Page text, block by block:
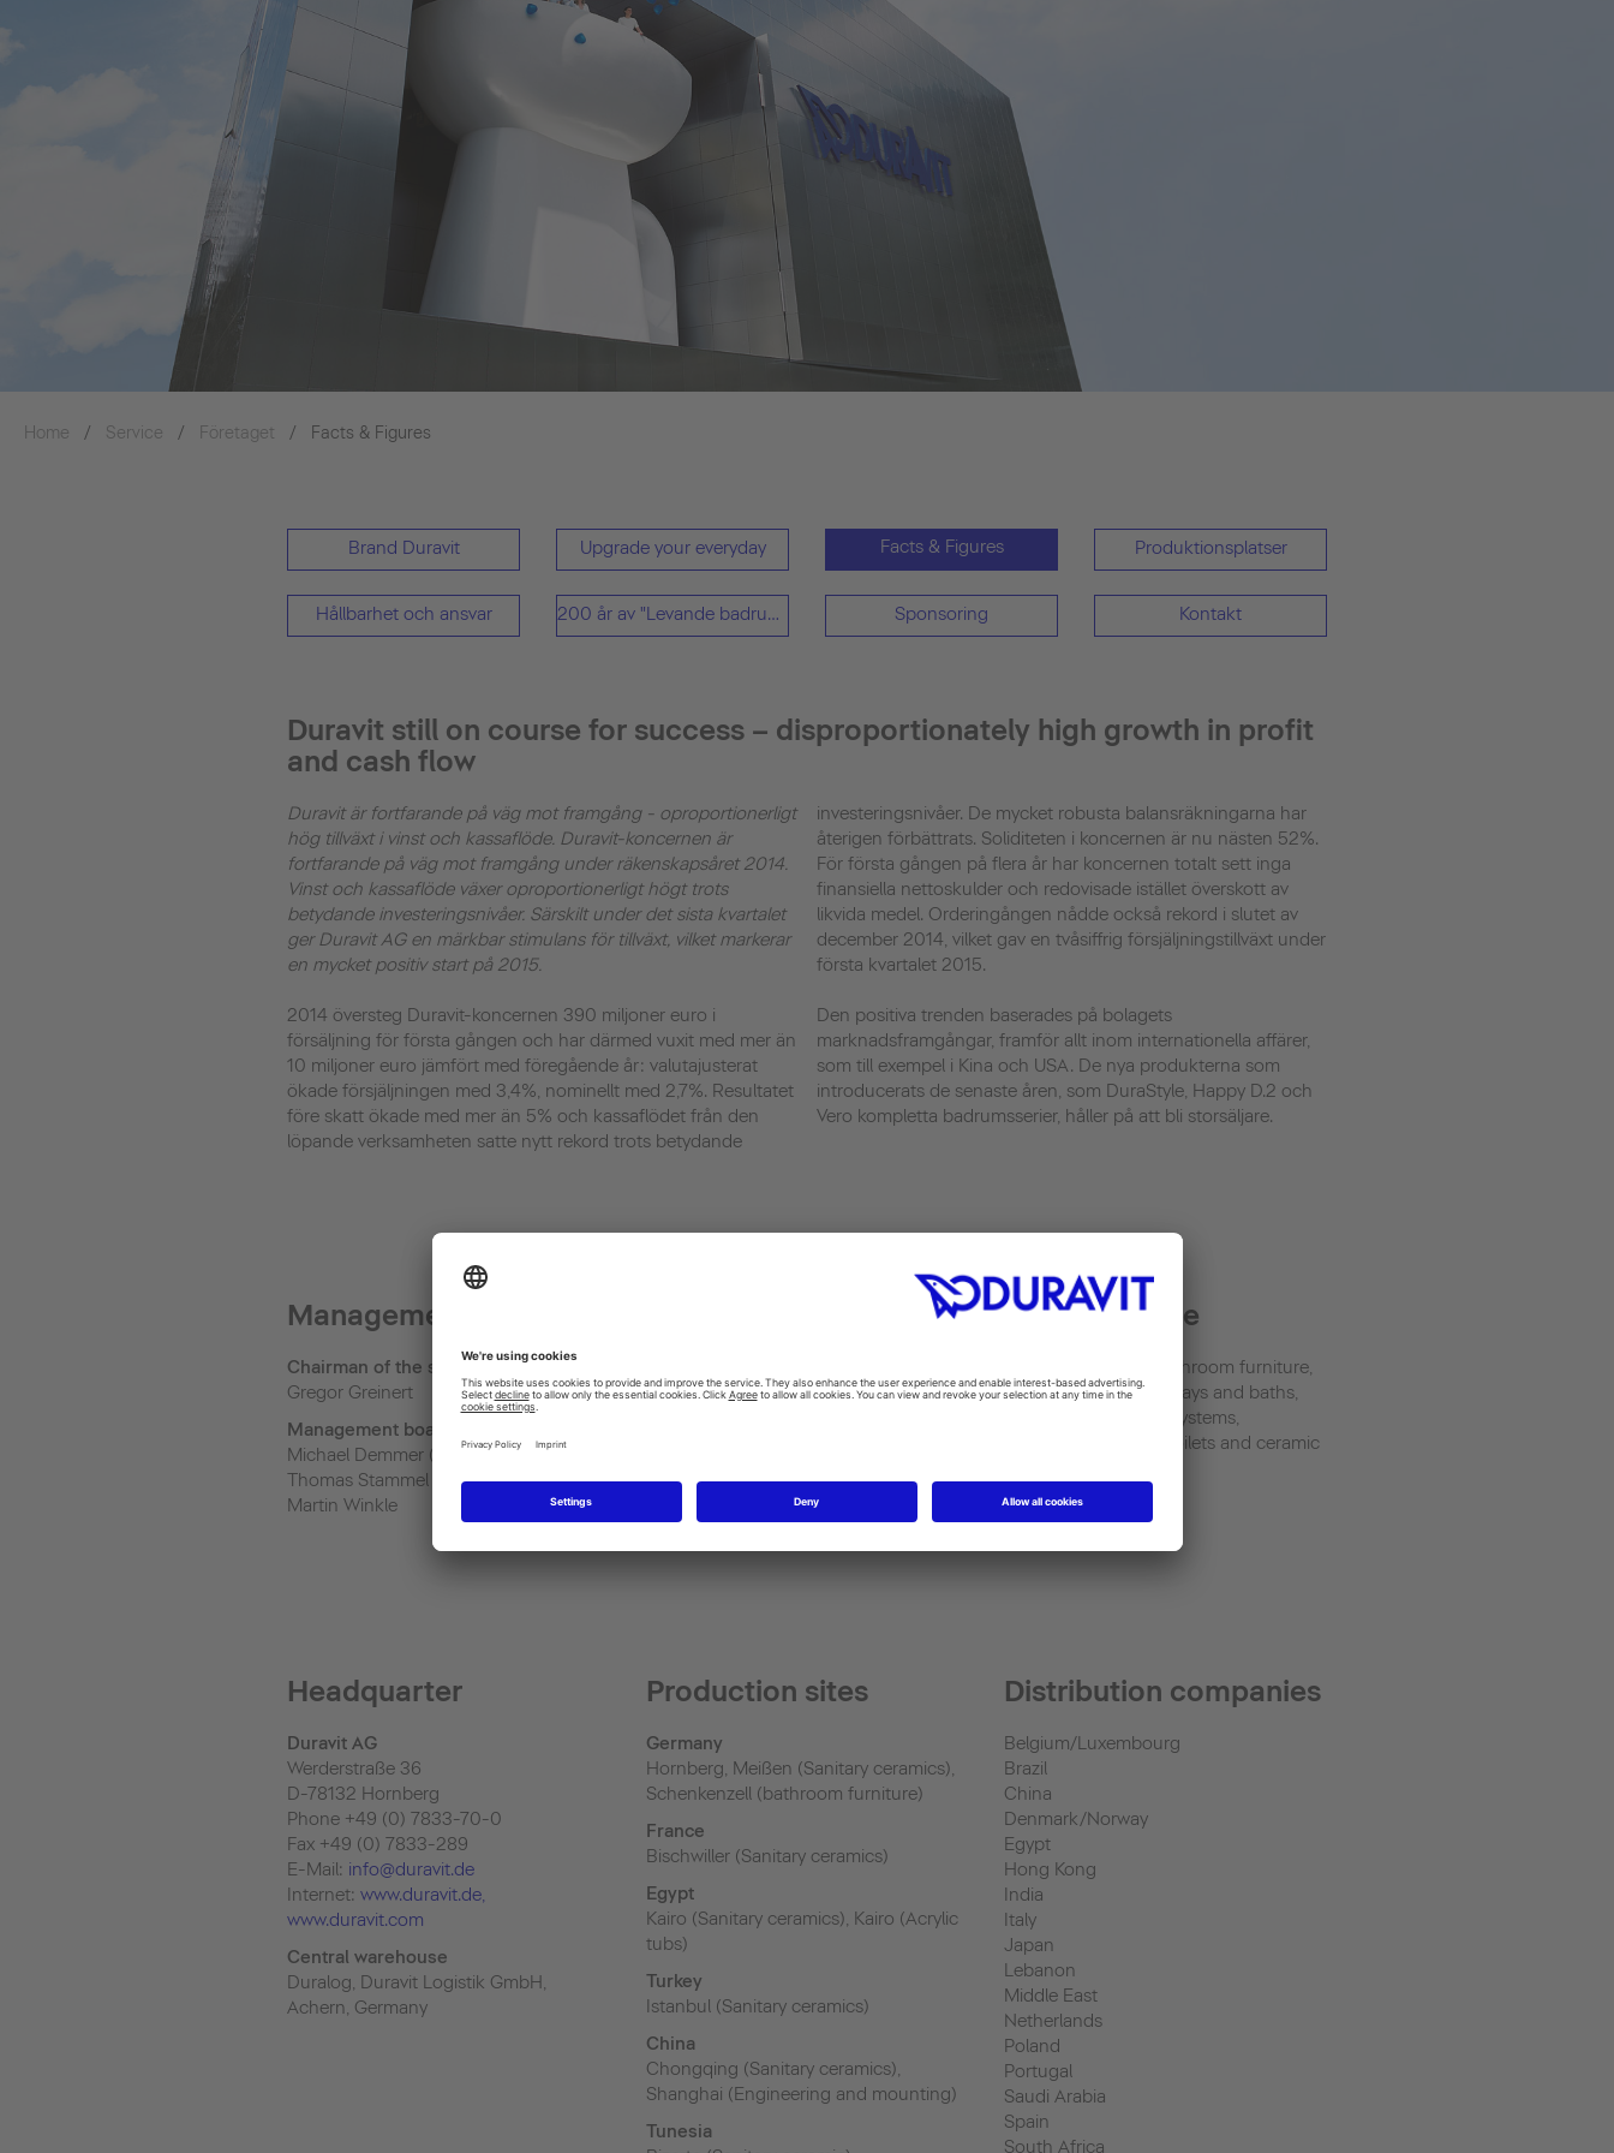
Home Service Företaget Facts & Figures
Brand Duravit Upgrade your everyday Facts & Figures Produktionsplatser
Hållbarhet och ansvar 200 år av "Levande badrum" Sponsoring Kontakt
Duravit still on course for success – disproportionately high growth in profit
and cash flow
Duravit är fortfarande på väg mot framgång - oproportionerligt
hög tillväxt i vinst och kassaflöde. Duravit-koncernen är
fortfarande på väg mot framgång under räkenskapsåret 2014.
Vinst och kassaflöde växer oproportionerligt högt trots
betydande investeringsnivåer. Särskilt under det sista kvartalet
ger Duravit AG en märkbar stimulans för tillväxt, vilket markerar
en mycket positiv start på 2015.
2014 översteg Duravit-koncernen 390 miljoner euro i
försäljning för första gången och har därmed vuxit med mer än
10 miljoner euro jämfört med föregående år: valutajusterat
ökade försjäljningen med 3,4%, nominellt med 2,7%. Resultatet
före skatt ökade med mer än 5% och kassaflödet från den
löpande verksamheten satte nytt rekord trots betydande
investeringsnivåer. De mycket robusta balansräkningarna har
återigen förbättrats. Soliditeten i koncernen är nu nästen 52%.
För första gången på flera år har koncernen totalt sett inga
finansiella nettoskulder och redovisade istället överskott av
likvida medel. Orderingången nådde också rekord i slutet av
december 2014, vilket gav en tvåsiffrig försjäljningstillväxt under
första kvartalet 2015.
Den positiva trenden baserades på bolagets
marknadsframgångar, framför allt inom internationella affärer,
som till exempel i Kina och USA. De nya produkterna som
introducerats de senaste åren, som DuraStyle, Happy D.2 och
Vero kompletta badrumsserier, håller på att bli storsäljare.
Management
Chairman of the supervisory board
Gregor Greinert
Management board
Michael Demmer (Board chairman)
Thomas Stammel
Martin Winkle
390 Mio. Euro (Group)
Product range
Sanitary ceramics, bathroom furniture,
accessories, shower trays and baths,
whirl and well-being systems,
SensoWash shower toilets and ceramic
Headquarter
Duravit AG
Werderstraße 36
D-78132 Hornberg
Phone +49 (0) 7833-70-0
Fax +49 (0) 7833-289
E-Mail: info@duravit.de
Internet: www.duravit.de,
www.duravit.com
Central warehouse
Duralog, Duravit Logistik GmbH,
Achern, Germany
Production sites
Germany
Hornberg, Meißen (Sanitary ceramics),
Schenkenzell (bathroom furniture)
France
Bischwiller (Sanitary ceramics)
Egypt
Kairo (Sanitary ceramics), Kairo (Acrylic
tubs)
Turkey
Istanbul (Sanitary ceramics)
China
Chongqing (Sanitary ceramics),
Shanghai (Engineering and mounting)
Tunesia
Distribution companies
Belgium/Luxembourg
Brazil
China
Denmark/Norway
Egypt
Hong Kong
India
Italy
Japan
Lebanon
Middle East
Netherlands
Poland
Portugal
Saudi Arabia
Spain
South Africa